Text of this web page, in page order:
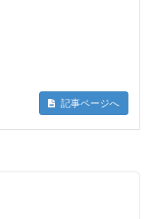
記事ページへ